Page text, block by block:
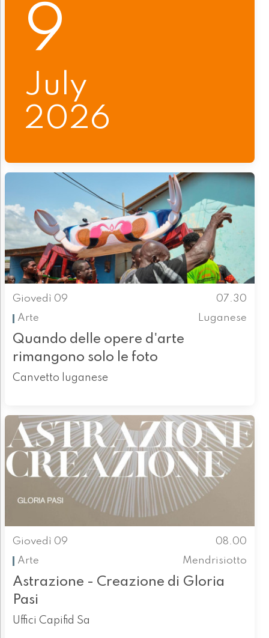
9
July
2026
Giovedì 09
07.30
Arte
Luganese
Quando delle opere d'arte
rimangono solo le foto
Canvetto luganese
Giovedì 09
08.00
Arte
Mendrisiotto
Astrazione - Creazione di Gloria
Pasi
Uffici Capifid Sa